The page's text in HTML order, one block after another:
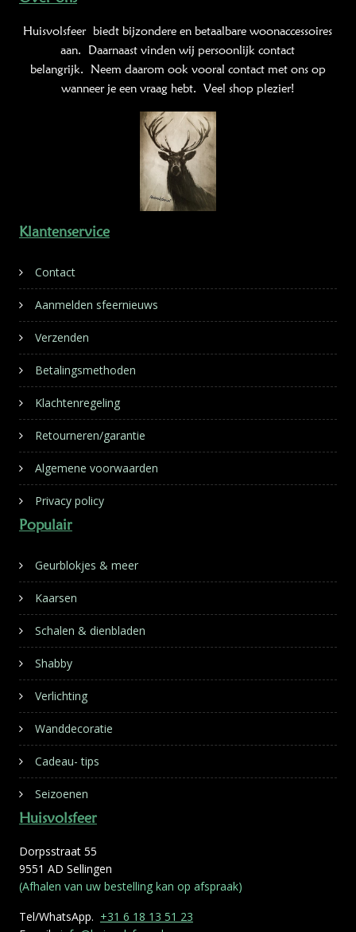
Huisvolsfeer biedt bijzondere en betaalbare woonaccessoires
aan. Daarnaast vinden wij persoonlijk contact
belangrijk. Neem daarom ook vooral contact met ons op
wanneer je een vraag hebt. Veel shop plezier!
Klantenservice
Contact
Aanmelden sfeernieuws
Verzenden
Betalingsmethoden
Klachtenregeling
Retourneren/garantie
Algemene voorwaarden
Privacy policy
Populair
Geurblokjes & meer
Kaarsen
Schalen & dienbladen
Shabby
Verlichting
Wanddecoratie
Cadeau- tips
Seizoenen
Huisvolsfeer
Dorpsstraat 55
9551 AD Sellingen
(Afhalen van uw bestelling kan op afspraak)
Tel/WhatsApp. +31 6 18 13 51 23